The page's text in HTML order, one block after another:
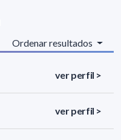
Ordenar resultados
ver perfil >
ver perfil >